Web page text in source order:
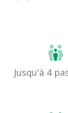
Jusqu'à 4